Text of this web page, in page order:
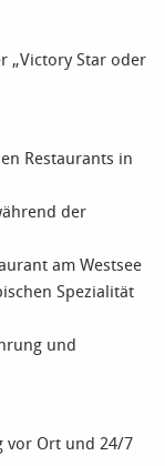
„Victory Star oder
Restaurants in
der
am Westsee
Spezialität
und
vor Ort und 24/7